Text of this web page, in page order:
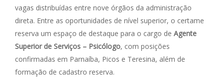
vagas distribuídas entre nove órgãos da administração
direta. Entre as oportunidades de nível superior, o certame
reserva um espaço de destaque para o cargo de Agente
Superior de Serviços – Psicólogo, com posições
confirmadas em Parnaíba, Picos e Teresina, além de
formação de cadastro reserva.